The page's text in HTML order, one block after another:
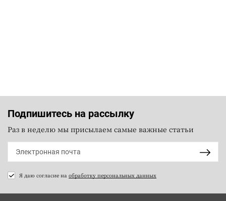
Подпишитесь на рассылку
Раз в неделю мы присылаем самые важные статьи
Я даю согласие на обработку персональных данных